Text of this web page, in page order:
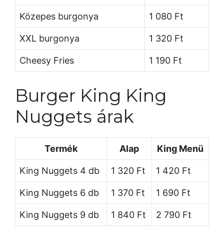
Közepes burgonya 1 080 Ft
XXL burgonya 1 320 Ft
Cheesy Fries 1 190 Ft
Burger King King
Nuggets árak
Termék Alap King Menü
King Nuggets 4 db 1 320 Ft 1 420 Ft
King Nuggets 6 db 1 370 Ft 1 690 Ft
King Nuggets 9 db 1 840 Ft 2 790 Ft